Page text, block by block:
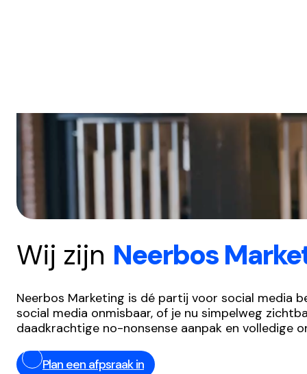
Wij zijn Neerbos
Neerbos Marketing is dé partij voor social media
social media onmisbaar, of je nu simpelweg
daadkrachtige no-nonsense aanpak en volledige
Plan een afpsraak in